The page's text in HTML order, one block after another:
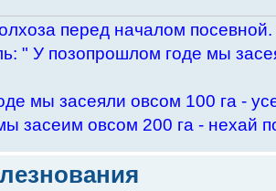
пеpед началом посевной.
" У позопpошлом годе мы
мы засеяли овсом 100 га -
засеим овсом 200 га - нехай